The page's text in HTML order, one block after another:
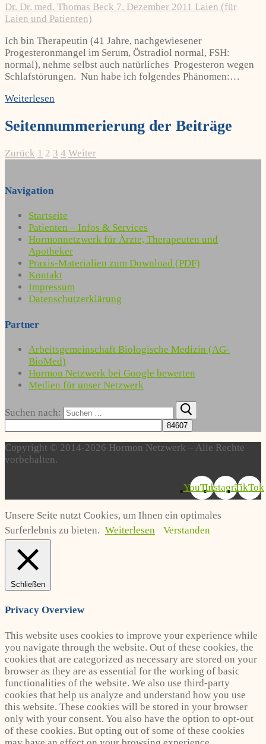
Dr. Dr. med. Thomas Beck 7. Dezember 2011 Laien (für
Laien und Patienten)
Ich bin Therapeutin (41 Jahre, nachgewiesener
Progesteronmangel im Serum, Östradiol normal, FSH:
normal), nehme selbst auch natürliches Progesteron wegen
Schlafstörungen. Nun habe ich folgendes Phänomen:…
Weiterlesen
Seitennummerierung der Beiträge
Zurück 1 2 3 4 Weiter
Navigation
Startseite
Patienten – Infos & Services
Hormonnetzwerk für Ärzte, Therapeuten und
Apotheker
Praxis-Materialien zum Download (PDF)
Kontakt
Impressum
Datenschutzerklärung
Partner
Arbeitsgemeinschaft Biologische Medizin (AG-
BioMed)
Hormon Netzwerk bei Google bewerten
Medien für unser Netzwerk
Suchen nach:
Copyright © 2014-2026 Hormon Netzwerk – Alle Rechte
vorbehalten.
YouTubeInstagramTikTok
Unsere Seite nutzt Cookies, um Ihnen ein optimales
Surferlebnis zu bieten. Weiterlesen Verstanden
Schließen
Privacy Overview
This website uses cookies to improve your experience while
you navigate through the website. Out of these cookies, the
cookies that are categorized as necessary are stored on your
browser as they are as essential for the working of basic
functionalities of the website. We also use third-party
cookies that help us analyze and understand how you use
this website. These cookies will be stored in your browser
only with your consent. You also have the option to opt-out
of these cookies. But opting out of some of these cookies